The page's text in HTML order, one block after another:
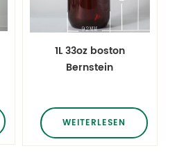
1L 33oz boston
Bernstein
für shampoo
WEITERLESEN